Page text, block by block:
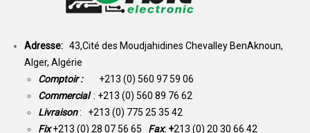
Adresse: 43,Cité des Moudjahidines Chevalley BenAknoun,
Alger, Algérie
Comptoir : +213 (0) 560 97 59 06
Commercial : +213 (0) 560 89 76 62
Livraison: +213 (0) 775 25 35 42
Fix +213 (0) 28 07 56 65 Fax: +213 (0) 20 30 66 42